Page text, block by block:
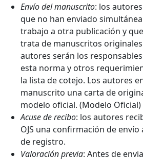
Envío del manuscrito: los
que no han enviado
trabajo a otra publicación y
trata de manuscritos
autores serán los
esta norma y otros
la lista de cotejo. Los autores
manuscrito una carta de
modelo oficial. (Modelo Oficial)
Acuse de recibo: los autores
OJS una confirmación de
de registro.
Valoración previa: Antes de